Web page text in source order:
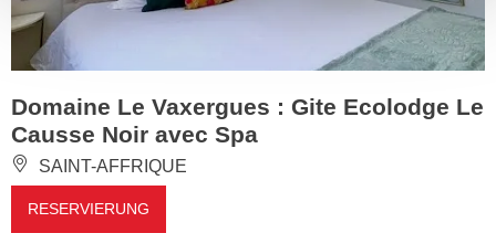
Domaine Le Vaxergues : Gite Ecolodge Le
Causse Noir avec Spa
SAINT-AFFRIQUE
RESERVIERUNG